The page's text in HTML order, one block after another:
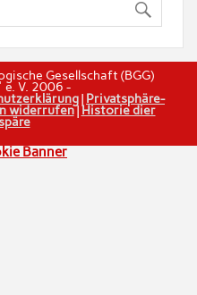
Gesellschaft (BGG)
V. 2006 -
| Privatsphäre-
widerrufen|Historie dier
Banner